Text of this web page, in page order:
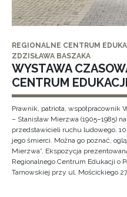
REGIONALNE CENTRUM
ZDZISŁAWA BASZAKA
WYSTAWA
CENTRUM
Prawnik, patriota, współpracownik
– Stanisław Mierzwa (1905–1985)
przedstawicieli ruchu ludowego.
jego śmierci. Można go poznać,
Mierzwa”. Ekspozycja
Regionalnego Centrum Edukacji o
Tarnowskiej przy ul. Mościckiego